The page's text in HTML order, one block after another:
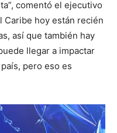
comentó el ejecutivo
Caribe hoy están recién
así que también hay
llegar a impactar
pero eso es